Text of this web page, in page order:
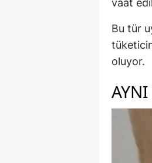
vaat
Bu tür
oluyor.
AYNI